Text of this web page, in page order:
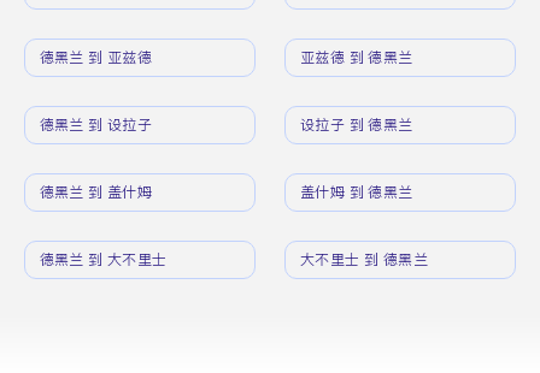
德黑兰 到 亚兹德 亚兹德 到 德黑兰
德黑兰 到 设拉子 设拉子 到 德黑兰
德黑兰 到 盖什姆 盖什姆 到 德黑兰
德黑兰 到 大不里士 大不里士 到 德黑兰